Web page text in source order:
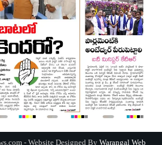
- Website Designed By Warangal Web